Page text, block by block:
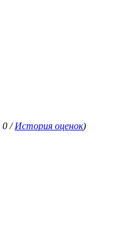
0 /История оценок)